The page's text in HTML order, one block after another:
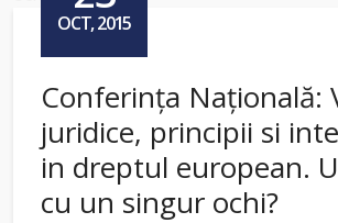
OCT, 2015
Conferința Națională:
juridice, principii si
in dreptul european.
cu un singur ochi?